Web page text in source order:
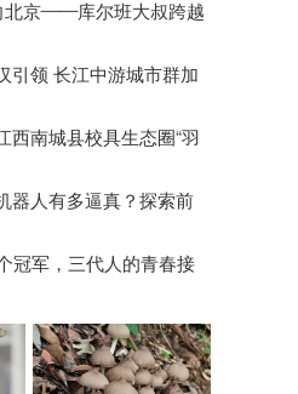
北京——库尔班大叔跨越
引领 长江中游城市群加
西南城县校具生态圈“羽
器人有多逼真？探索前
冠军，三代人的青春接